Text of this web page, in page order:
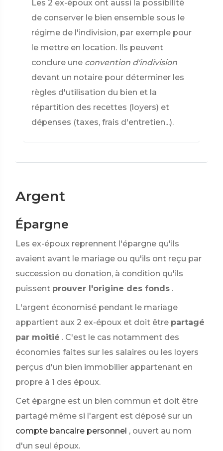
Les 2 ex-époux ont aussi la possibilité
de conserver le bien ensemble sous le
régime de l'indivision, par exemple pour
le mettre en location. Ils peuvent
conclure une convention d'indivision
devant un notaire pour déterminer les
règles d'utilisation du bien et la
répartition des recettes (loyers) et
dépenses (taxes, frais d'entretien...).
Argent
Épargne
Les ex-époux reprennent l'épargne qu'ils
avaient avant le mariage ou qu'ils ont reçu par
succession ou donation, à condition qu'ils
puissent prouver l'origine des fonds .
L'argent économisé pendant le mariage
appartient aux 2 ex-époux et doit être partagé
par moitié . C'est le cas notamment des
économies faites sur les salaires ou les loyers
perçus d'un bien immobilier appartenant en
propre à 1 des époux.
Cet épargne est un bien commun et doit être
partagé même si l'argent est déposé sur un
compte bancaire personnel , ouvert au nom
d'un seul époux.